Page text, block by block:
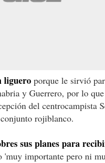
liguero porque le sirvió
y Guerrero, por lo
del centrocampista
rojiblanco.
sus planes para
importante pero ni